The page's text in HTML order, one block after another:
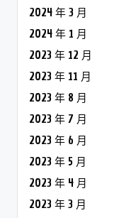
2024 年 3 月
2024 年 1 月
2023 年 12 月
2023 年 11 月
2023 年 8 月
2023 年 7 月
2023 年 6 月
2023 年 5 月
2023 年 4 月
2023 年 3 月